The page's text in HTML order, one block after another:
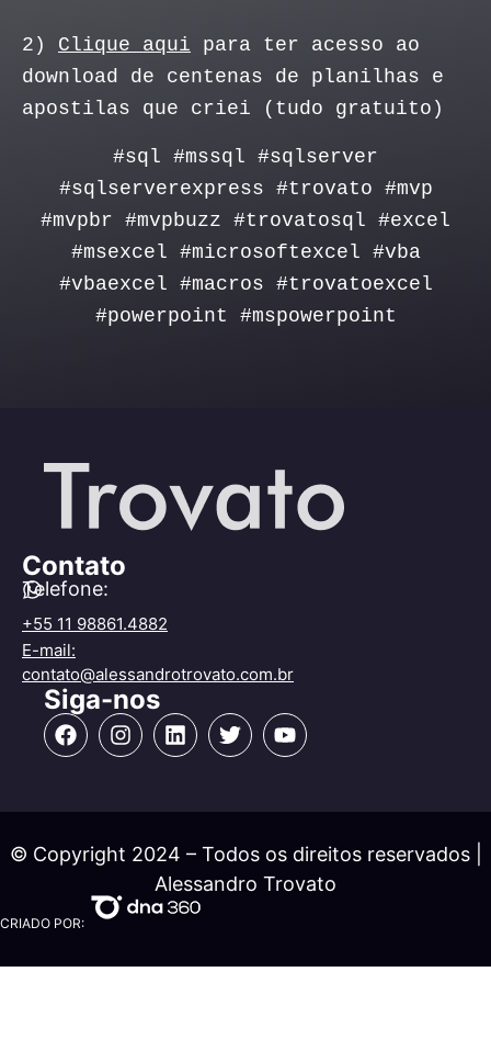
2) Clique aqui para ter acesso ao
download de centenas de planilhas e
apostilas que criei (tudo gratuito)
#sql #mssql #sqlserver
#sqlserverexpress #trovato #mvp
#mvpbr #mvpbuzz #trovatosql #excel
#msexcel #microsoftexcel #vba
#vbaexcel #macros #trovatoexcel
#powerpoint #mspowerpoint
Contato
Telefone:
+55 11 98861.4882
E-mail:
contato@alessandrotrovato.com.br
Siga-nos
© Copyright 2024 – Todos os direitos reservados |
Alessandro Trovato
CRIADO POR: